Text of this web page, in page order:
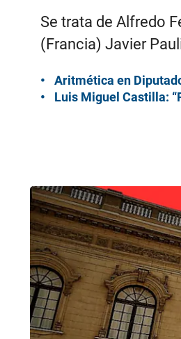
Se trata de Alfredo
(Francia) Javier
Aritmética en
Luis Miguel Castilla: